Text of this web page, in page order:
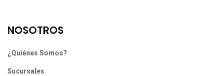
NOSOTROS
¿Quiénes Somos?
Sucursales